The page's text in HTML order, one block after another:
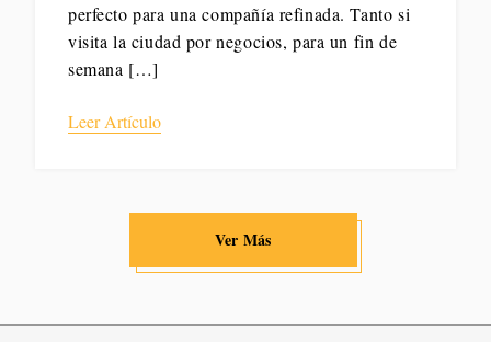
perfecto para una compañía refinada. Tanto si
visita la ciudad por negocios, para un fin de
semana […]
Leer Artículo
Ver Más